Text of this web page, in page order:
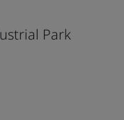
Park